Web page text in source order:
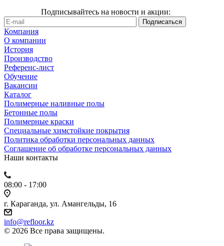
Подписывайтесь на новости и акции:
Компания
О компании
История
Производство
Референс-лист
Обучение
Вакансии
Каталог
Полимерные наливные полы
Бетонные полы
Полимерные краски
Специальные химстойкие покрытия
Политика обработки персональных данных
Cоглашение об обработке персональных данных
Наши контакты
08:00 - 17:00
г. Караганда, ул. Амангельды, 16
info@refloor.kz
© 2026 Все права защищены.